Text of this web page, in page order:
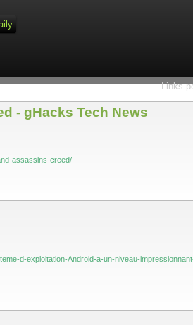
Links
- gHacks Tech News
assassins-creed/
d-exploitation-Android-a-un-niveau-